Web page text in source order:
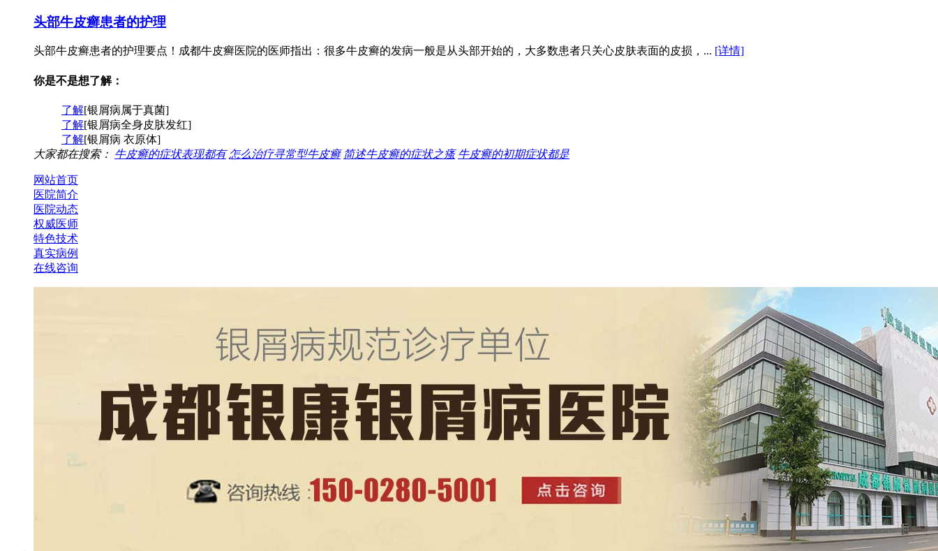
头部牛皮癣患者的护理
头部牛皮癣患者的护理要点！成都牛皮癣医院的医师指出：很多牛皮癣的发病一般是从头部开始的，大多数患者只关心皮肤表面的皮损，... [详情]
你是不是想了解：
了解[银屑病属于真菌]
了解[银屑病全身皮肤发红]
了解[银屑病 衣原体]
大家都在搜索： 牛皮癣的症状表现都有 怎么治疗寻常型牛皮癣 简述牛皮癣的症状之瘙 牛皮癣的初期症状都是
网站首页
医院简介
医院动态
权威医师
特色技术
真实病例
在线咨询